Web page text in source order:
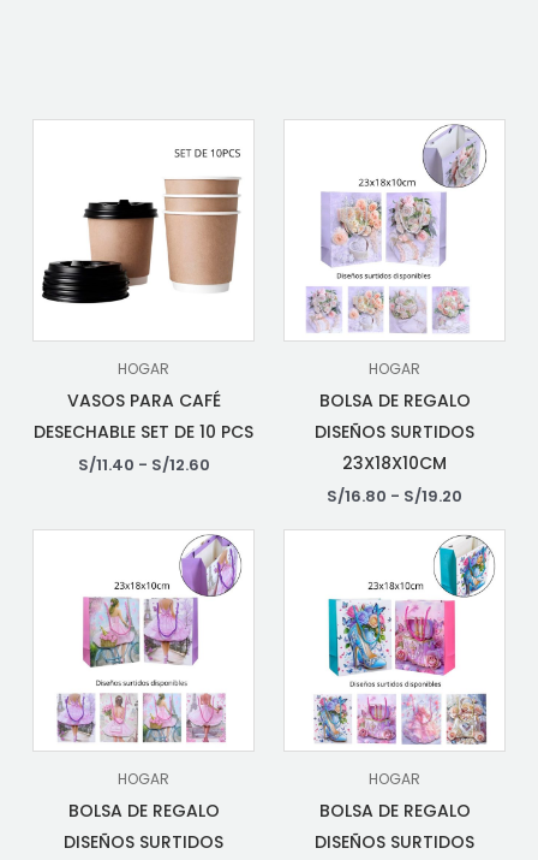
HOGAR
VASOS PARA CAFÉ
DESECHABLE SET DE 10 PCS
S/11.40 - S/12.60
HOGAR
BOLSA DE REGALO
DISEÑOS SURTIDOS
23X18X10CM
S/16.80 - S/19.20
HOGAR
BOLSA DE REGALO
DISEÑOS SURTIDOS
HOGAR
BOLSA DE REGALO
DISEÑOS SURTIDOS